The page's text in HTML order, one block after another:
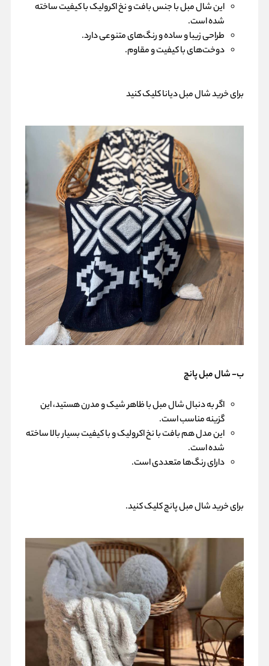
این شال مبل با جنس بافت و نخ اکرولیک با کیفیت ساخته
شده است.
طراحی زیبا و ساده و رنگ‌های متنوعی دارد.
دوخت‌های با کیفیت و مقاوم.
برایخرید شال مبل دیاناکلیک کنید
ب- شال مبل پانچ
اگر به دنبال شال مبل با ظاهر شیک و مدرن هستید، این
گزینه مناسب است.
این مدل هم بافت با نخ اکرولیک و با کیفیت بسیار بالا ساخته
شده است.
دارای رنگ‌ها متعددی است.
برایخرید شال مبل پانچ کلیککنید.